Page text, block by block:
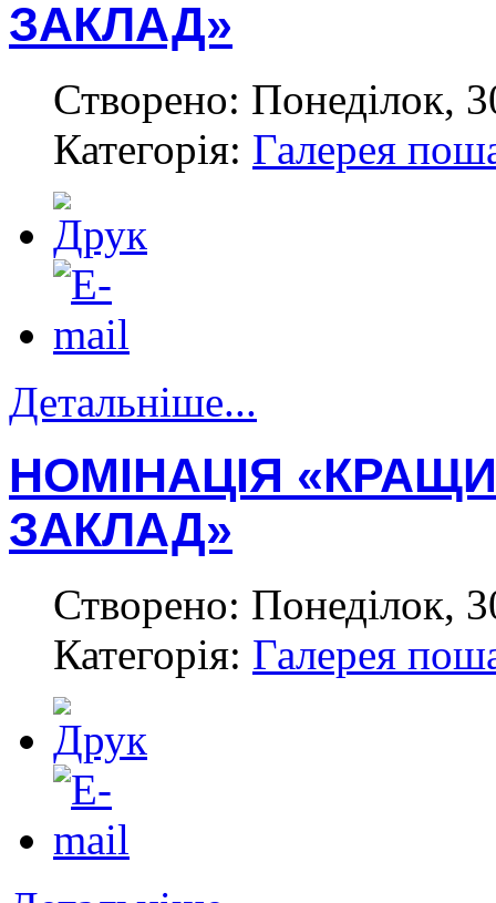
ЗАКЛАД»
Створено: Понеділок,
Категорія: Галерея
Детальніше...
НОМІНАЦІЯ
ЗАКЛАД»
Створено: Понеділок,
Категорія: Галерея